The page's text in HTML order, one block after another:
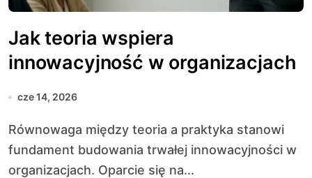
Jak teoria wspiera
innowacyjność w organizacjach
cze 14, 2026
Równowaga między teoria a praktyka stanowi
fundament budowania trwałej innowacyjności w
organizacjach. Oparcie się na...